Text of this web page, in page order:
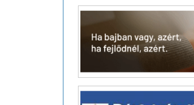
mozgalmak,Erdő Péter